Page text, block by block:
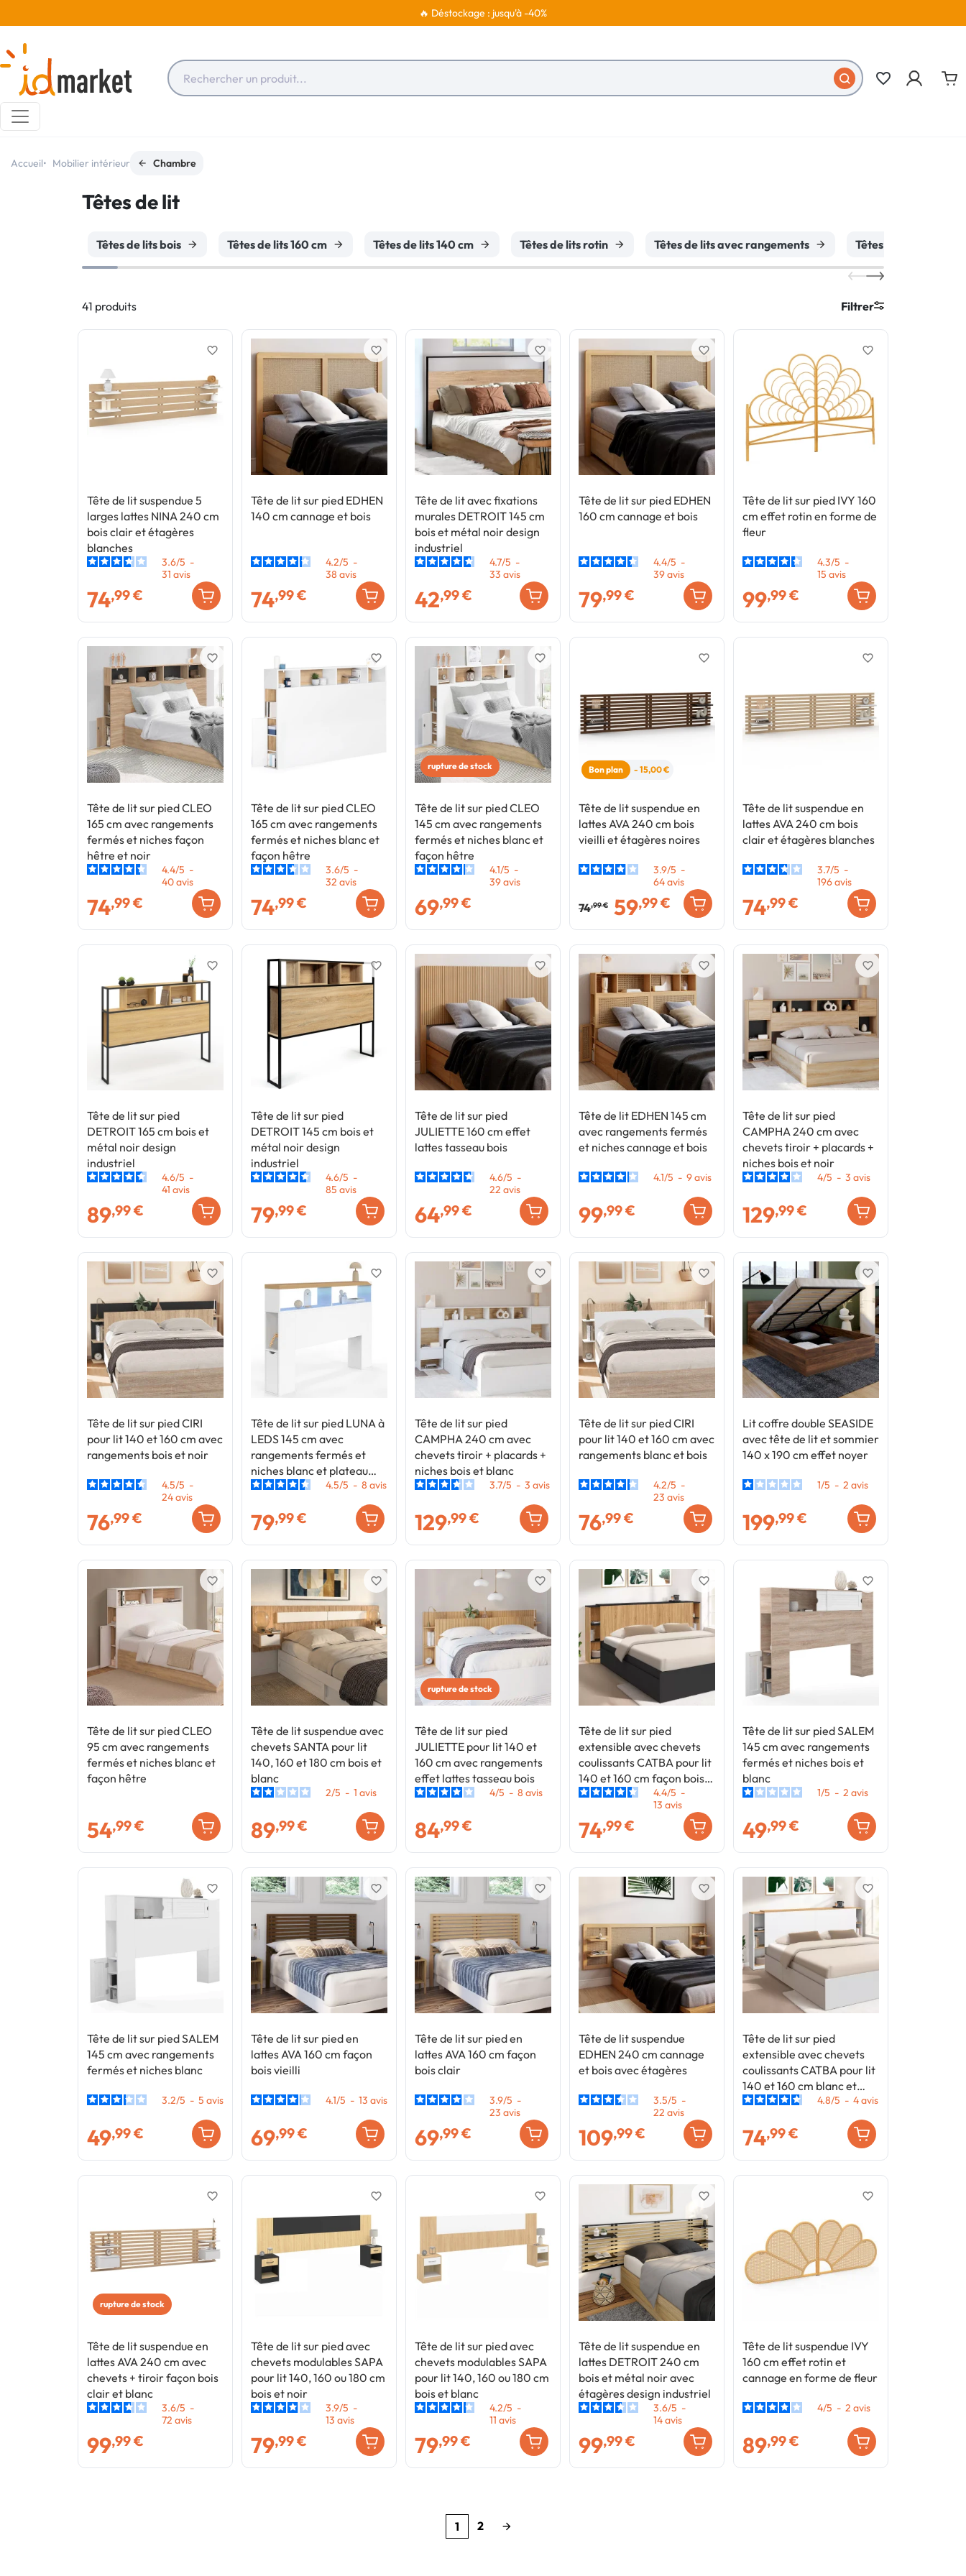
🔥 Déstockage : jusqu'à -40%
favorite_border
Accueil Mobilier intérieur Chambre
Têtes de lit
Têtes de lits bois Têtes de lits 160 cm Têtes de lits 140 cm Têtes de lits rotin Têtes de lits avec rangements Têtes de lits à poser
41 produits Filtrer
Tête de lit suspendue 5
larges lattes NINA 240 cm
bois clair et étagères
blanches
3.6/5 -
31 avis
74,99 €
favorite_border
Tête de lit sur pied EDHEN
140 cm cannage et bois
4.2/5 -
38 avis
74,99 €
favorite_border
Tête de lit avec fixations
murales DETROIT 145 cm
bois et métal noir design
industriel
4.7/5 -
33 avis
42,99 €
favorite_border
Tête de lit sur pied EDHEN
160 cm cannage et bois
4.4/5 -
39avis
79,99 €
favorite_border
Tête de lit sur pied IVY 160
cm effet rotin en forme de
fleur
4.3/5 -
15 avis
99,99 €
favorite_border
Tête de lit sur pied CLEO
165 cm avec rangements
fermés et niches façon
hêtre et noir
4.4/5 -
40avis
74,99 €
favorite_border
Tête de lit sur pied CLEO
165 cm avec rangements
fermés et niches blanc et
façon hêtre
3.6/5 -
32 avis
74,99 €
favorite_border
rupture de stock
Tête de lit sur pied CLEO
145 cm avec rangements
fermés et niches blanc et
façon hêtre
4.1/5 -
39avis
69,99 €
favorite_border
Bon plan - 15,00 €
Tête de lit suspendue en
lattes AVA 240 cm bois
vieilli et étagères noires
3.9/5 -
64avis
74,99 € 59,99 €
favorite_border
Tête de lit suspendue en
lattes AVA 240 cm bois
clair et étagères blanches
3.7/5 -
196avis
74,99 €
favorite_border
Tête de lit sur pied
DETROIT 165 cm bois et
métal noir design
industriel
4.6/5 -
41 avis
89,99 €
favorite_border
Tête de lit sur pied
DETROIT 145 cm bois et
métal noir design
industriel
4.6/5 -
85 avis
79,99 €
favorite_border
Tête de lit sur pied
JULIETTE 160 cm effet
lattes tasseau bois
4.6/5 -
22 avis
64,99 €
favorite_border
Tête de lit EDHEN 145 cm
avec rangements fermés
et niches cannage et bois
4.1/5 - 9avis
99,99 €
favorite_border
Tête de lit sur pied
CAMPHA 240 cm avec
chevets tiroir + placards +
niches bois et noir
4/5 - 3 avis
129,99 €
favorite_border
Tête de lit sur pied CIRI
pour lit 140 et 160 cm avec
rangements bois et noir
4.5/5 -
24avis
76,99 €
favorite_border
Tête de lit sur pied LUNA à
LEDS 145 cm avec
rangements fermés et
niches blanc et plateau
effet bois
4.5/5 - 8 avis
79,99 €
favorite_border
Tête de lit sur pied
CAMPHA 240 cm avec
chevets tiroir + placards +
niches bois et blanc
3.7/5 - 3 avis
129,99 €
favorite_border
Tête de lit sur pied CIRI
pour lit 140 et 160 cm avec
rangements blanc et bois
4.2/5 -
23 avis
76,99 €
favorite_border
Lit coffre double SEASIDE
avec tête de lit et sommier
140 x 190 cm effet noyer
1/5 - 2 avis
199,99 €
favorite_border
Tête de lit sur pied CLEO
95 cm avec rangements
fermés et niches blanc et
façon hêtre
54,99 €
favorite_border
Tête de lit suspendue avec
chevets SANTA pour lit
140, 160 et 180 cm bois et
blanc
2/5 - 1 avis
89,99 €
favorite_border
rupture de stock
Tête de lit sur pied
JULIETTE pour lit 140 et
160 cm avec rangements
effet lattes tasseau bois
4/5 - 8 avis
84,99 €
favorite_border
Tête de lit sur pied
extensible avec chevets
coulissants CATBA pour lit
140 et 160 cm façon bois
et noir
4.4/5 -
13 avis
74,99 €
favorite_border
Tête de lit sur pied SALEM
145 cm avec rangements
fermés et niches bois et
blanc
1/5 - 2 avis
49,99 €
favorite_border
Tête de lit sur pied SALEM
145 cm avec rangements
fermés et niches blanc
3.2/5 - 5 avis
49,99 €
favorite_border
Tête de lit sur pied en
lattes AVA 160 cm façon
bois vieilli
4.1/5 - 13 avis
69,99 €
favorite_border
Tête de lit sur pied en
lattes AVA 160 cm façon
bois clair
3.9/5 -
23 avis
69,99 €
favorite_border
Tête de lit suspendue
EDHEN 240 cm cannage
et bois avec étagères
3.5/5 -
22 avis
109,99 €
favorite_border
Tête de lit sur pied
extensible avec chevets
coulissants CATBA pour lit
140 et 160 cm blanc et
façon bois
4.8/5 - 4avis
74,99 €
favorite_border
rupture de stock
Tête de lit suspendue en
lattes AVA 240 cm avec
chevets + tiroir façon bois
clair et blanc
3.6/5 -
72 avis
99,99 €
favorite_border
Tête de lit sur pied avec
chevets modulables SAPA
pour lit 140, 160 ou 180 cm
bois et noir
3.9/5 -
13 avis
79,99 €
favorite_border
Tête de lit sur pied avec
chevets modulables SAPA
pour lit 140, 160 ou 180 cm
bois et blanc
4.2/5 -
11 avis
79,99 €
favorite_border
Tête de lit suspendue en
lattes DETROIT 240 cm
bois et métal noir avec
étagères design industriel
3.6/5 -
14avis
99,99 €
favorite_border
Tête de lit suspendue IVY
160 cm effet rotin et
cannage en forme de fleur
4/5 - 2 avis
89,99 €
favorite_border
1 2 arrow_forward